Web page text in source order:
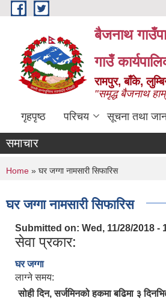
Skip to main content
बैजनाथ
गाउँ
रामपुर, बाँके,
"समृद्ध बैजनाथ
गृहपृष्ठ परिचय सूचना तथा
समाचार
You are here
Home » घर जग्गा नामसारी सिफारिस
घर जग्गा नामसारी सिफारिस
Submitted on: Wed, 11/28/2018 -
सेवा प्रकार:
घर जग्गा
लाग्ने समय:
सोही दिन, सर्जमिनको हकमा बढिमा ३